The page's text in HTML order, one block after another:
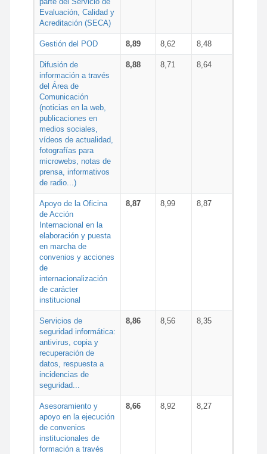
Evaluación, Calidad y
Acreditación (SECA)
Gestión del POD 8,89 8,62 8,48
Difusión de
información a través
del Área de
Comunicación
(noticias en la web,
publicaciones en
medios sociales,
vídeos de actualidad,
fotografías para
microwebs, notas de
prensa, informativos
de radio...)
8,88 8,71 8,64
Apoyo de la Oficina
de Acción
Internacional en la
elaboración y puesta
en marcha de
convenios y acciones
de
internacionalización
de carácter
institucional
8,87 8,99 8,87
Servicios de
seguridad informática:
antivirus, copia y
recuperación de
datos, respuesta a
incidencias de
seguridad...
8,86 8,56 8,35
Asesoramiento y
apoyo en la ejecución
de convenios
institucionales de
formación a través
8,66 8,92 8,27